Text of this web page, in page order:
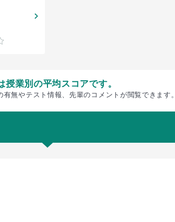
授業別の平均スコアです。
無やテスト情報、先輩のコメントが閲覧できます。